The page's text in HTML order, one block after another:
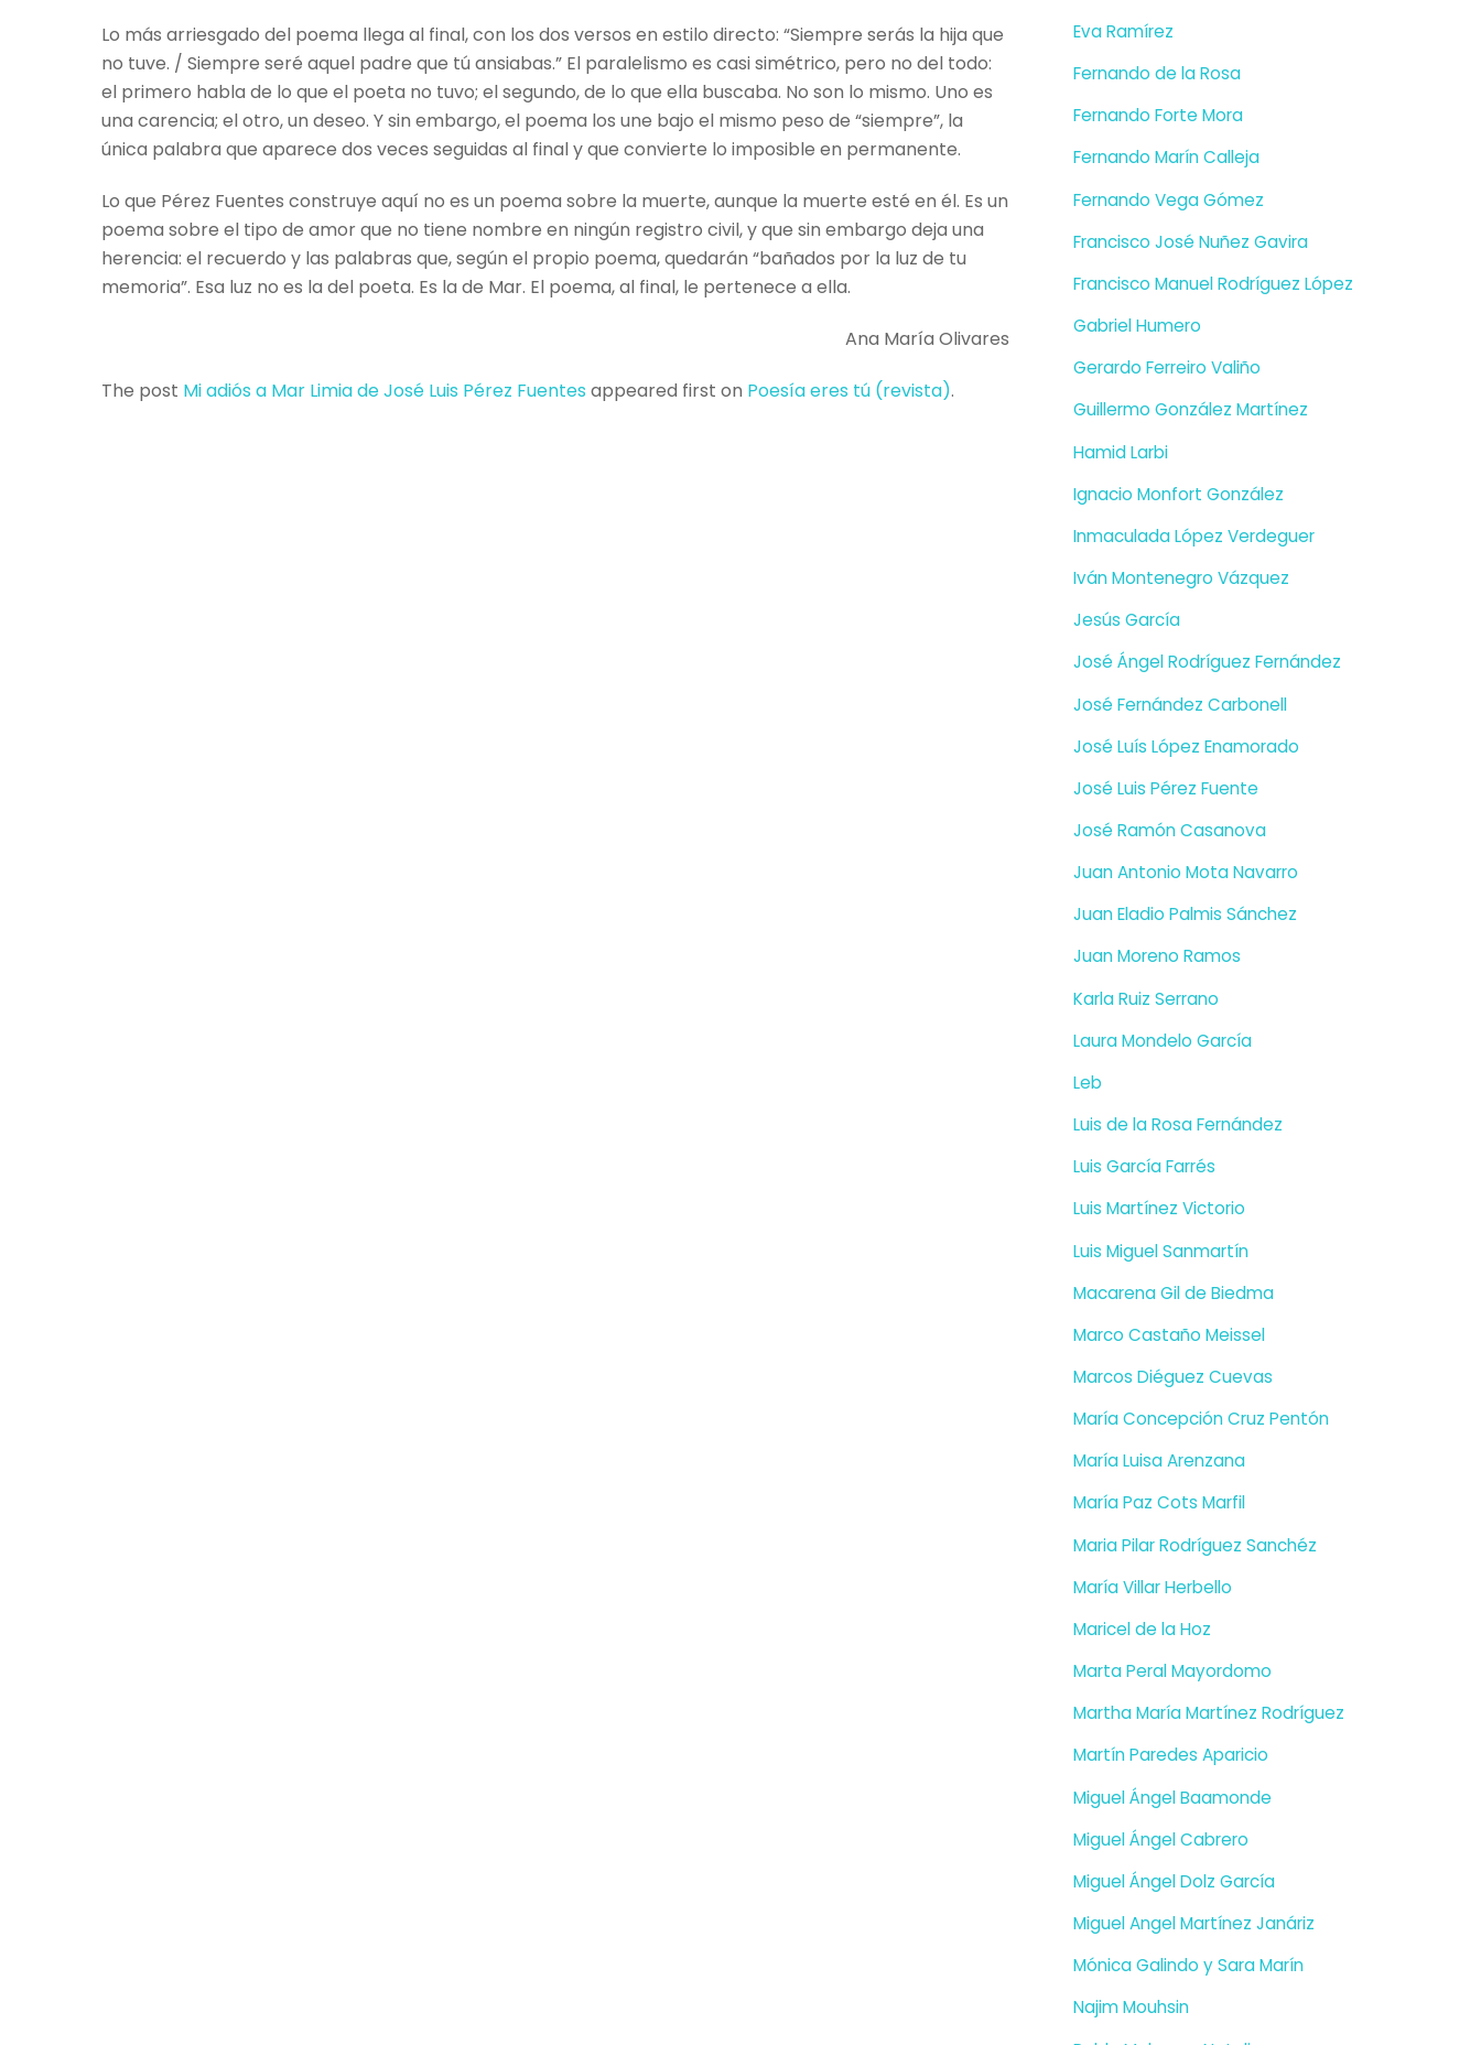
Lo más arriesgado del poema llega al final, con los dos versos en estilo directo: “Siempre serás la hija que
no tuve. / Siempre seré aquel padre que tú ansiabas.” El paralelismo es casi simétrico, pero no del todo:
el primero habla de lo que el poeta no tuvo; el segundo, de lo que ella buscaba. No son lo mismo. Uno es
una carencia; el otro, un deseo. Y sin embargo, el poema los une bajo el mismo peso de “siempre”, la
única palabra que aparece dos veces seguidas al final y que convierte lo imposible en permanente.
Lo que Pérez Fuentes construye aquí no es un poema sobre la muerte, aunque la muerte esté en él. Es un
poema sobre el tipo de amor que no tiene nombre en ningún registro civil, y que sin embargo deja una
herencia: el recuerdo y las palabras que, según el propio poema, quedarán “bañados por la luz de tu
memoria”. Esa luz no es la del poeta. Es la de Mar. El poema, al final, le pertenece a ella.
Ana María Olivares
The post Mi adiós a Mar Limia de José Luis Pérez Fuentes appeared first on Poesí­a eres tú (revista).
Eva Ramírez
Fernando de la Rosa
Fernando Forte Mora
Fernando Marín Calleja
Fernando Vega Gómez
Francisco José Nuñez Gavira
Francisco Manuel Rodríguez López
Gabriel Humero
Gerardo Ferreiro Valiño
Guillermo González Martínez
Hamid Larbi
Ignacio Monfort González
Inmaculada López Verdeguer
Iván Montenegro Vázquez
Jesús García
José Ángel Rodríguez Fernández
José Fernández Carbonell
José Luís López Enamorado
José Luis Pérez Fuente
José Ramón Casanova
Juan Antonio Mota Navarro
Juan Eladio Palmis Sánchez
Juan Moreno Ramos
Karla Ruiz Serrano
Laura Mondelo García
Leb
Luis de la Rosa Fernández
Luis García Farrés
Luis Martínez Victorio
Luis Miguel Sanmartín
Macarena Gil de Biedma
Marco Castaño Meissel
Marcos Diéguez Cuevas
María Concepción Cruz Pentón
María Luisa Arenzana
María Paz Cots Marfil
Maria Pilar Rodríguez Sanchéz
María Villar Herbello
Maricel de la Hoz
Marta Peral Mayordomo
Martha María Martínez Rodríguez
Martín Paredes Aparicio
Miguel Ángel Baamonde
Miguel Ángel Cabrero
Miguel Ángel Dolz García
Miguel Angel Martínez Janáriz
Mónica Galindo y Sara Marín
Najim Mouhsin